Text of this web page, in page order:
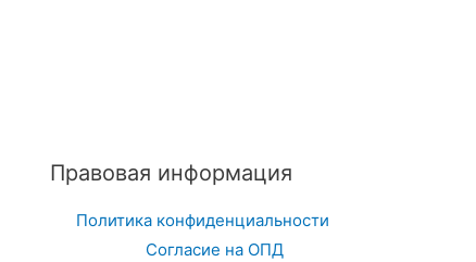
Правовая информация
Политика конфиденциальности
Согласие на ОПД